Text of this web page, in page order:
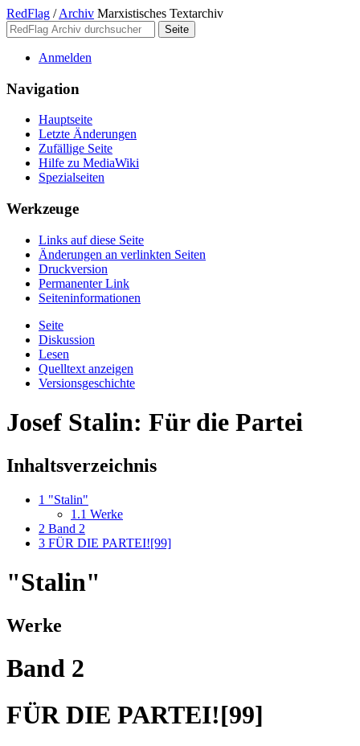
RedFlag / Archiv Marxistisches Textarchiv
Anmelden
Navigation
Hauptseite
Letzte Änderungen
Zufällige Seite
Hilfe zu MediaWiki
Spezialseiten
Werkzeuge
Links auf diese Seite
Änderungen an verlinkten Seiten
Druckversion
Permanenter Link
Seiten­­informationen
Seite
Diskussion
Lesen
Quelltext anzeigen
Versionsgeschichte
Josef Stalin: Für die Partei
Inhaltsverzeichnis
1 "Stalin"
1.1 Werke
2 Band 2
3 FÜR DIE PARTEI![99]
"Stalin"
Werke
Band 2
FÜR DIE PARTEI![99]